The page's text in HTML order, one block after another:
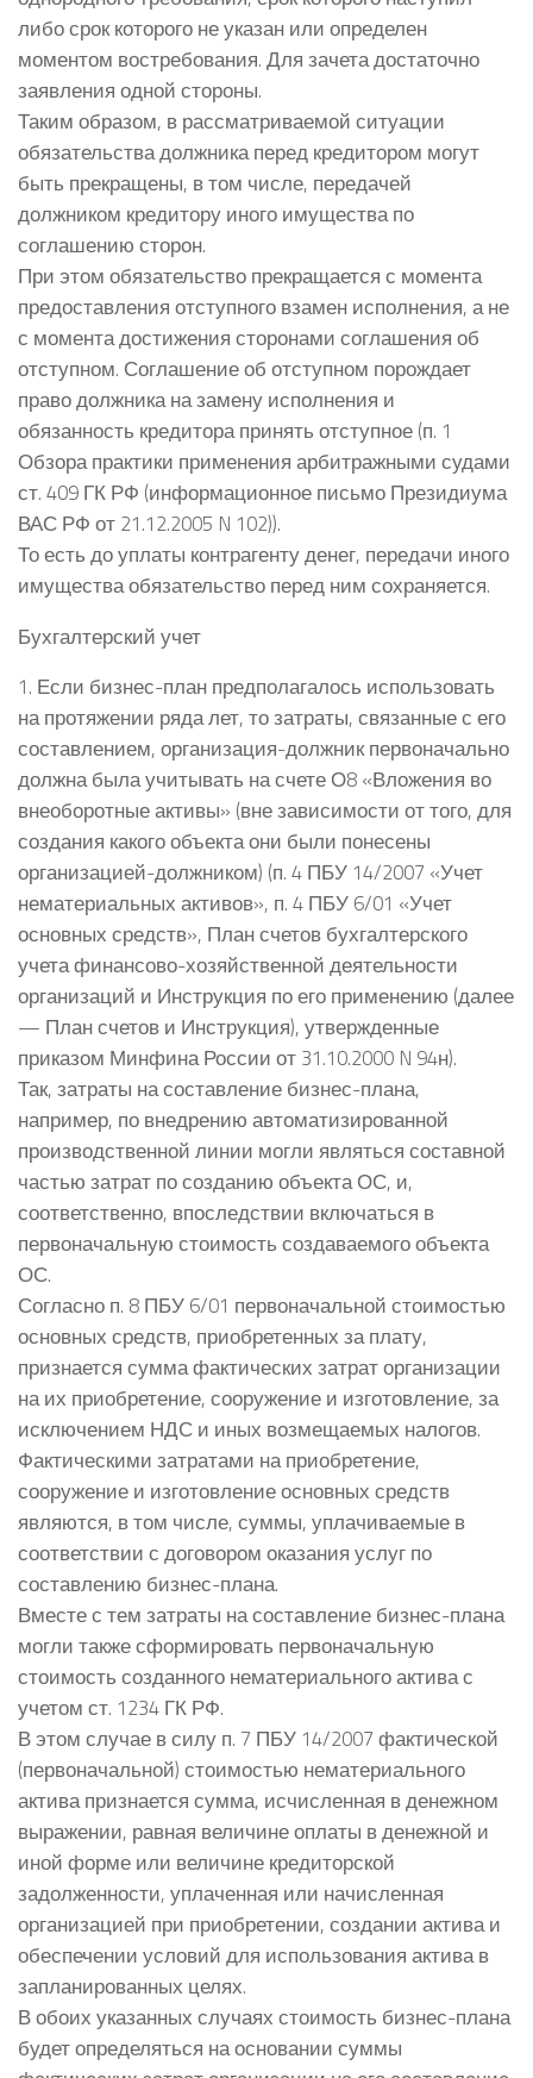
либо срок которого не указан или определен
моментом востребования. Для зачета достаточно
заявления одной стороны.
Таким образом, в рассматриваемой ситуации
обязательства должника перед кредитором могут
быть прекращены, в том числе, передачей
должником кредитору иного имущества по
соглашению сторон.
При этом обязательство прекращается с момента
предоставления отступного взамен исполнения, а не
с момента достижения сторонами соглашения об
отступном. Соглашение об отступном порождает
право должника на замену исполнения и
обязанность кредитора принять отступное (п. 1
Обзора практики применения арбитражными судами
ст. 409 ГК РФ (информационное письмо Президиума
ВАС РФ от 21.12.2005 N 102)).
То есть до уплаты контрагенту денег, передачи иного
имущества обязательство перед ним сохраняется.
Бухгалтерский учет
1. Если бизнес-план предполагалось использовать
на протяжении ряда лет, то затраты, связанные с его
составлением, организация-должник первоначально
должна была учитывать на счете О8 «Вложения во
внеоборотные активы» (вне зависимости от того, для
создания какого объекта они были понесены
организацией-должником) (п. 4 ПБУ 14/2007 «Учет
нематериальных активов», п. 4 ПБУ 6/01 «Учет
основных средств», План счетов бухгалтерского
учета финансово-хозяйственной деятельности
организаций и Инструкция по его применению (далее
— План счетов и Инструкция), утвержденные
приказом Минфина России от 31.10.2000 N 94н).
Так, затраты на составление бизнес-плана,
например, по внедрению автоматизированной
производственной линии могли являться составной
частью затрат по созданию объекта ОС, и,
соответственно, впоследствии включаться в
первоначальную стоимость создаваемого объекта
ОС.
Согласно п. 8 ПБУ 6/01 первоначальной стоимостью
основных средств, приобретенных за плату,
признается сумма фактических затрат организации
на их приобретение, сооружение и изготовление, за
исключением НДС и иных возмещаемых налогов.
Фактическими затратами на приобретение,
сооружение и изготовление основных средств
являются, в том числе, суммы, уплачиваемые в
соответствии с договором оказания услуг по
составлению бизнес-плана.
Вместе с тем затраты на составление бизнес-плана
могли также сформировать первоначальную
стоимость созданного нематериального актива с
учетом ст. 1234 ГК РФ.
В этом случае в силу п. 7 ПБУ 14/2007 фактической
(первоначальной) стоимостью нематериального
актива признается сумма, исчисленная в денежном
выражении, равная величине оплаты в денежной и
иной форме или величине кредиторской
задолженности, уплаченная или начисленная
организацией при приобретении, создании актива и
обеспечении условий для использования актива в
запланированных целях.
В обоих указанных случаях стоимость бизнес-плана
будет определяться на основании суммы